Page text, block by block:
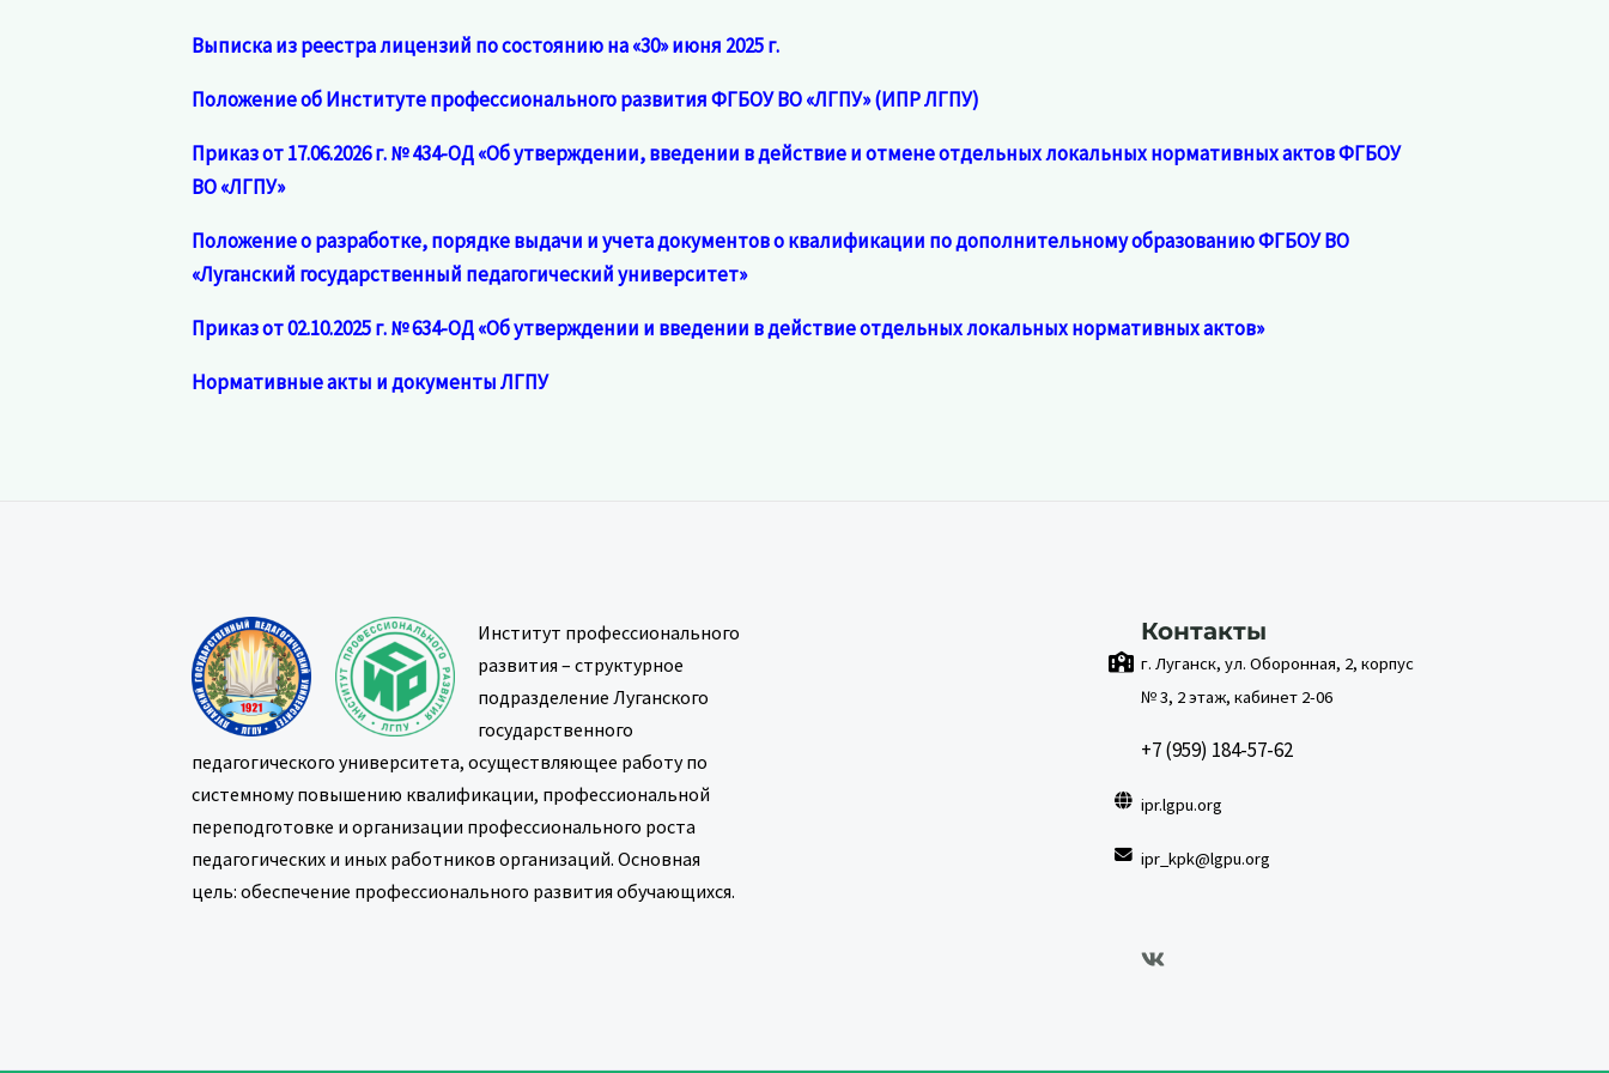
Выписка из реестра лицензий по состоянию на «30» июня 2025 г.
Положение об Институте профессионального развития ФГБОУ ВО «ЛГПУ»(ИПР ЛГПУ)
Приказ от 17.06.2026 г. № 434-ОД «Об утверждении, введении в действие и отменеотдельных локальных нормативных актов ФГБОУ
ВО «ЛГПУ»
Положение о разработке, порядке выдачи и учета документов о квалификации по дополнительному образованию ФГБОУ ВО
«Луганский государственный педагогический университет»
Приказ от 02.10.2025 г. № 634-ОД «Об утверждении и введении в действие отдельных локальных нормативных актов»
Нормативные акты и документы ЛГПУ
Институт профессионального
развития – структурное
подразделение Луганского
государственного
педагогического университета, осуществляющее работу по
системному повышению квалификации, профессиональной
переподготовке и организации профессионального роста
педагогических и иных работников организаций. Основная
цель: обеспечение профессионального развития обучающихся.
Контакты
г. Луганск, ул. Оборонная, 2, корпус
№ 3, 2 этаж, кабинет 2-06
+7 (959) 184-57-62
ipr.lgpu.org
ipr_kpk@lgpu.org